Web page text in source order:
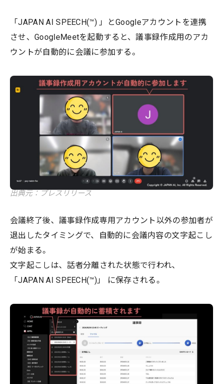
「JAPAN AI SPEECH(™) 」とGoogleアカウントを連携
させ、GoogleMeetを起動すると、議事録作成用のアカ
ウントが自動的に会議に参加する。
出典元：プレスリリース
会議終了後、議事録作成専用アカウント以外の参加者が
退出したタイミングで、自動的に会議内容の文字起こし
が始まる。
文字起こしは、話者分離された状態で行われ、
「JAPAN AI SPEECH(™)」 に保存される。